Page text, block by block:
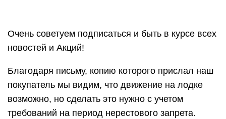
Очень советуем подписаться и быть в курсе всех
новостей и Акций!
Благодаря письму, копию которого прислал наш
покупатель мы видим, что движение на лодке
возможно, но сделать это нужно с учетом
требований на период нерестового запрета.